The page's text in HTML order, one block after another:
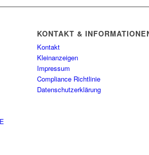
KONTAKT &
Kontakt
Kleinanzeigen
Impressum
Compliance Richtlinie
Datenschutzerklärung